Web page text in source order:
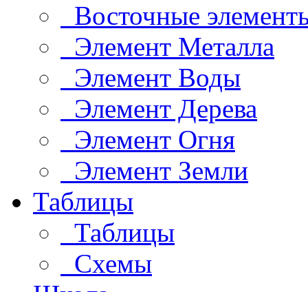
Восточные
Элемент Металла
Элемент Воды
Элемент Дерева
Элемент Огня
Элемент Земли
Таблицы
Таблицы
Схемы